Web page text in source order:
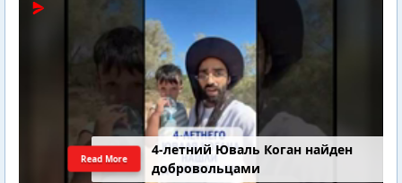
4-летний Юваль Коган найден
добровольцами
Read More